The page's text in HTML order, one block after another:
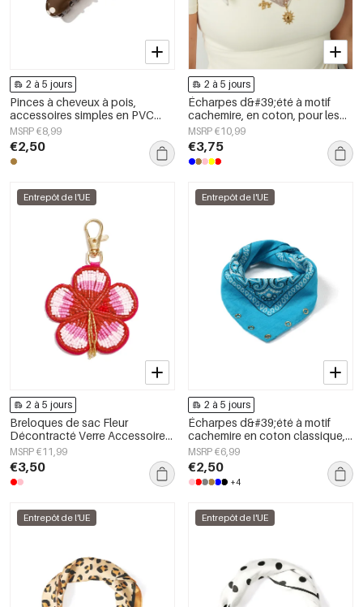
2 à 5 jours
Pinces à cheveux à pois,
accessoires simples en PVC
pour le quotidien
MSRP €8,99
€2,50
2 à 5 jours
Écharpes d&#39;été à motif
cachemire, en coton, pour les
vacances et le quotidien
MSRP €10,99
€3,75
Entrepôt de l'UE
2 à 5 jours
Breloques de sac Fleur
Décontracté Verre Accessoires
du quotidien
MSRP €11,99
€3,50
Entrepôt de l'UE
2 à 5 jours
Écharpes d&#39;été à motif
cachemire en coton classique,
accessoires du quotidien
MSRP €6,99
€2,50
+4
Entrepôt de l'UE Entrepôt de l'UE